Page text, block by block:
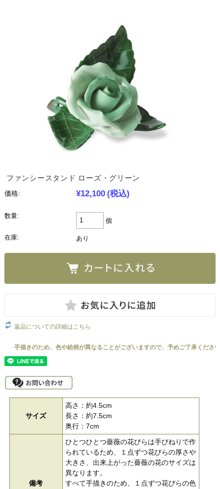
ファンシースタンド ローズ・グリーン
価格:
¥12,100 (税込)
数量:
個
在庫: あり
返品についての詳細はこちら
サイズ
高さ：約4.5cm
長さ：約7.5cm
奥行：7cm
備考
ひとつひとつ薔薇の花びらは手びねりで作
られているため、１点ずつ花びらの厚さや
大きさ、出来上がった薔薇の花のサイズは
異なります。
すべて手描きのため、１点ずつ花びらの色